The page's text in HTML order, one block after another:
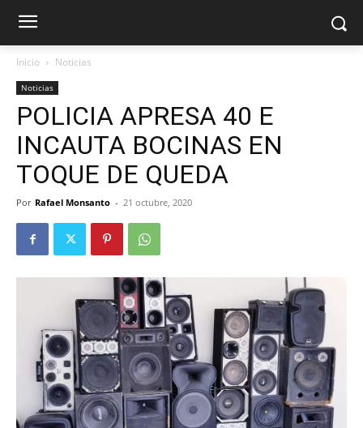
Inicio Noticias
Noticias
POLICIA APRESA 40 E
INCAUTA BOCINAS EN
TOQUE DE QUEDA
Por Rafael Monsanto - 21 octubre, 2020